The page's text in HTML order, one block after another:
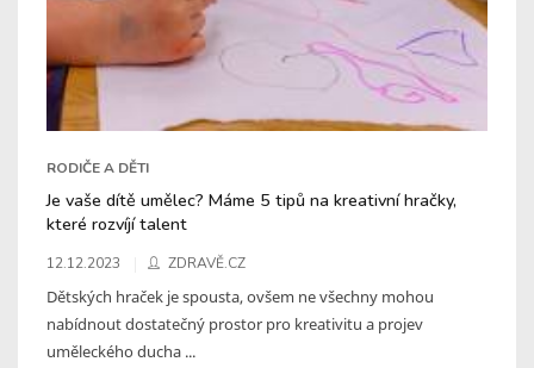
RODIČE A DĚTI
Je vaše dítě umělec? Máme 5 tipů na kreativní hračky,
které rozvíjí talent
12.12.2023 ZDRAVĚ.CZ
Dětských hraček je spousta, ovšem ne všechny mohou
nabídnout dostatečný prostor pro kreativitu a projev
uměleckého ducha ...